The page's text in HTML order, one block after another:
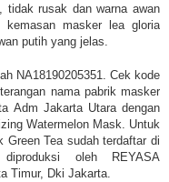
tidak rusak dan warna awan
kemasan masker lea gloria
putih yang jelas.
NA18190205351. Cek kode
nama pabrik masker
Adm Jakarta Utara dengan
Watermelon Mask. Untuk
Tea sudah terdaftar di
oleh REYASA
Timur, Dki Jakarta.